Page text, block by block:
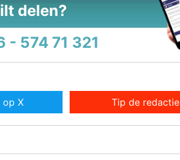
delen?
- 574 71 321
op X Tip de redactie